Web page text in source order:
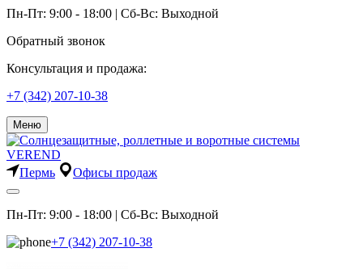
Пн-Пт: 9:00 - 18:00 | Сб-Вс: Выходной
Обратный звонок
Консультация и продажа:
+7 (342) 207-10-38
Меню
Пермь Офисы продаж
Пн-Пт: 9:00 - 18:00 | Сб-Вс: Выходной
+7 (342) 207-10-38